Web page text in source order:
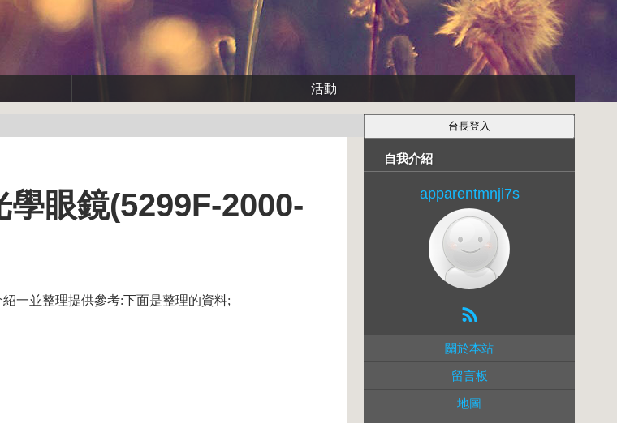
活動
眼鏡(5299F-2000-
一並整理提供參考:下面是整理的資料;
自我介紹
apparentmnji7s
關於本站
留言板
地圖